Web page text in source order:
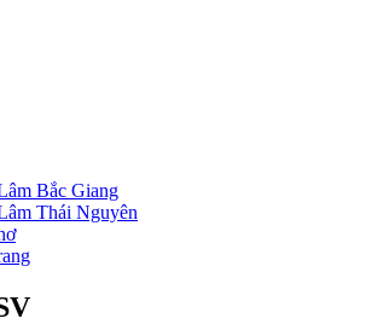
Bắc Giang
Thái Nguyên